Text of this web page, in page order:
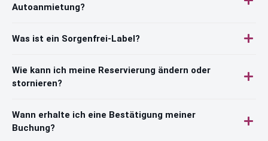
Autoanmietung?
Was ist ein Sorgenfrei-Label?
Wie kann ich meine Reservierung ändern oder
stornieren?
Wann erhalte ich eine Bestätigung meiner
Buchung?